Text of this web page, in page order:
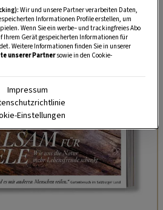
Wir und unsere Partner verarbeiten Daten,
Informationen Profile erstellen, um
Wenn Sie ein werbe– und trackingfreies Abo
Ihrem Gerät gespeicherten Informationen für
Weitere Informationen finden Sie in unserer
unserer Partnersowie in den Cookie-
Impressum
Einstellungen